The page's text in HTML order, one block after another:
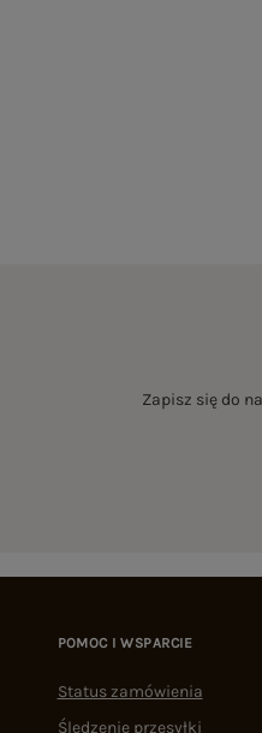
Zapisz się do
POMOC I WSPARCIE
Status zamówienia
Śledzenie przesyłki